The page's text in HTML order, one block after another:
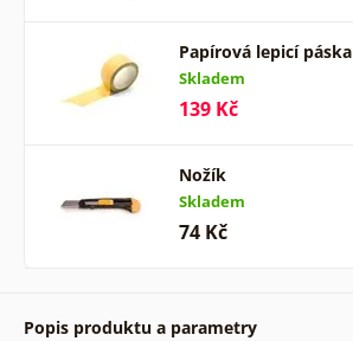
Papírová lepicí páska
Skladem
139 Kč
Nožík
Skladem
74 Kč
Popis produktu a parametry